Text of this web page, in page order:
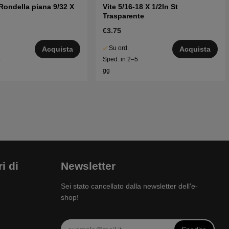
piana 9/32 X
Acquista
Vite 5/16-18 X 1/2In St
Trasparente
€3.75
Su ord.
Sped. in 2–5
gg
Acquista
di Newsletter
Sei stato cancellato dalla newsletter dell'e-
shop!